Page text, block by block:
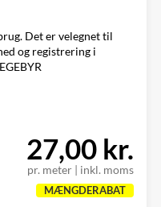
Det er velegnet til
og registrering i
pr. meter| inkl. moms
27,00 kr.
MÆNGDERABAT